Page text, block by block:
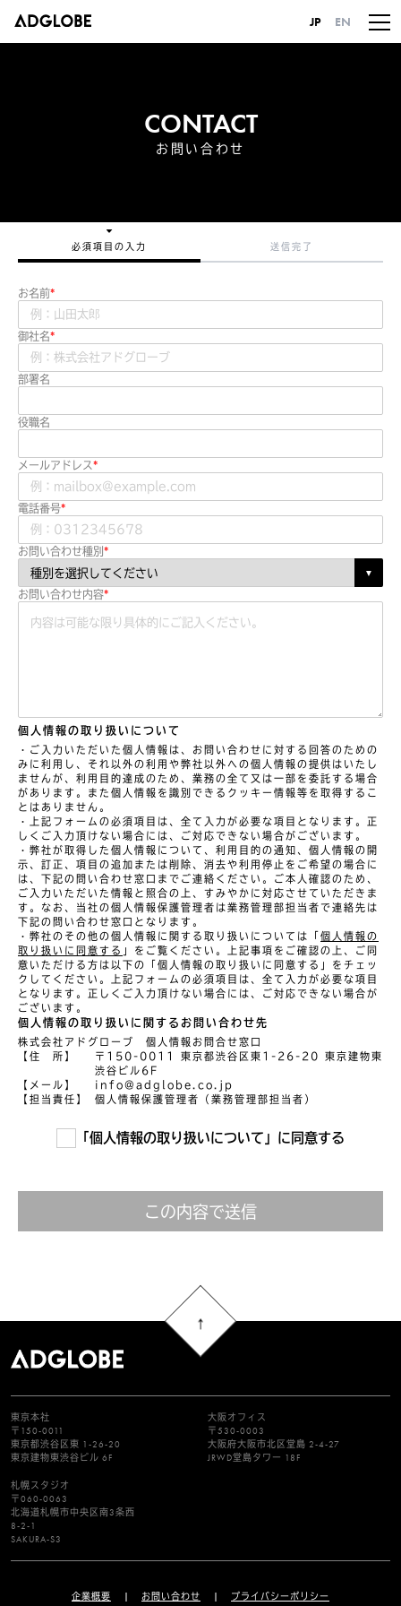
JP EN
CONTACT
お問い合わせ
必須項目の入力 送信完了
お名前
御社名
部署名
役職名
メールアドレス
電話番号
お問い合わせ種別
お問い合わせ内容
個人情報の取り扱いについて
・ご入力いただいた個人情報は、お問い合わせに対する回答のための
みに利用し、それ以外の利用や弊社以外への個人情報の提供はいたし
ませんが、利用目的達成のため、業務の全て又は一部を委託する場合
があります。また個人情報を識別できるクッキー情報等を取得するこ
とはありません。
・上記フォームの必須項目は、全て入力が必要な項目となります。正
しくご入力頂けない場合には、ご対応できない場合がございます。
・弊社が取得した個人情報について、利用目的の通知、個人情報の開
示、訂正、項目の追加または削除、消去や利用停止をご希望の場合に
は、下記の問い合わせ窓口までご連絡ください。ご本人確認のため、
ご入力いただいた情報と照合の上、すみやかに対応させていただきま
す。なお、当社の個人情報保護管理者は業務管理部担当者で連絡先は
下記の問い合わせ窓口となります。
・弊社のその他の個人情報に関する取り扱いについては「 個人情報の
取り扱いに同意する 」をご覧ください。上記事項をご確認の上、ご同
意いただける方は以下の「個人情報の取り扱いに同意する」をチェッ
クしてください。上記フォームの必須項目は、全て入力が必要な項目
となります。正しくご入力頂けない場合には、ご対応できない場合が
ございます。
個人情報の取り扱いに関するお問い合わせ先
株式会社アドグローブ 個人情報お問合せ窓口
【住 所】
〒150-0011 東京都渋谷区東1-26-20 東京建物東
渋谷ビル6F
【メール】
info@adglobe.co.jp
【担当責任】
個人情報保護管理者（業務管理部担当者）
「個人情報の取り扱いについて」に同意する
この内容で送信
東京本社
〒150-0011
東京都渋谷区東 1-26-20
東京建物東渋谷ビル 6F
大阪オフィス
〒530-0003
大阪府大阪市北区堂島 2-4-27
JRWD堂島タワー 18F
札幌スタジオ
〒060-0063
北海道札幌市中央区南3条西
8-2-1
SAKURA-S3
企業概要 お問い合わせ プライバシーポリシー